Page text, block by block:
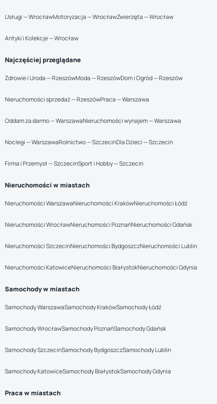
Usługi — WrocławMotoryzacja — WrocławZwierzęta — Wrocław
Antyki i Kolekcje — Wrocław
Najczęściej przeglądane
Zdrowie i Uroda — RzeszówModa — RzeszówDom i Ogród — Rzeszów
Nieruchomości sprzedaż — RzeszówPraca — Warszawa
Oddam za darmo — WarszawaNieruchomości wynajem — Warszawa
Noclegi — WarszawaRolnictwo — SzczecinDla Dzieci — Szczecin
Firma i Przemysł — SzczecinSport i Hobby — Szczecin
Nieruchomości w miastach
Nieruchomości WarszawaNieruchomości KrakówNieruchomości Łódź
Nieruchomości WrocławNieruchomości PoznańNieruchomości Gdańsk
Nieruchomości SzczecinNieruchomości BydgoszczNieruchomości Lublin
Nieruchomości KatowiceNieruchomości BiałystokNieruchomości Gdynia
Samochody w miastach
Samochody WarszawaSamochody KrakówSamochody Łódź
Samochody WrocławSamochody PoznańSamochody Gdańsk
Samochody SzczecinSamochody BydgoszczSamochody Lublin
Samochody KatowiceSamochody BiałystokSamochody Gdynia
Praca w miastach